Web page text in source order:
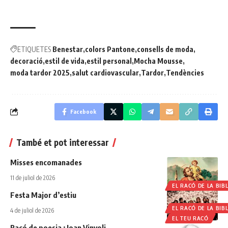
ETIQUETES Benestar colors Pantone consells de moda
decoració estil de vida estil personal Mocha Mousse
moda tardor 2025 salut cardiovascular Tardor Tendències
Facebook
També et pot interessar
EL RACÓ DE LA
Misses encomanades
11 de juliol de 2026
EL RACÓ DE LA
EL TEU RACÓ
Festa Major d’estiu
4 de juliol de 2026